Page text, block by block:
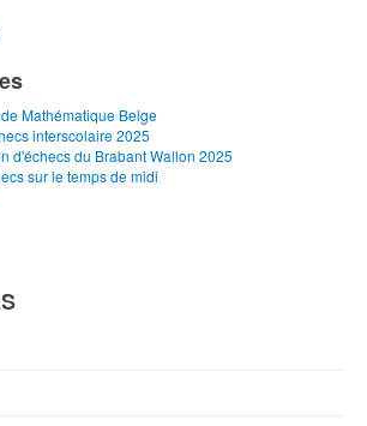
Mathématique Belge
interscolaire 2025
d'échecs du Brabant Wallon 2025
sur le temps de midi